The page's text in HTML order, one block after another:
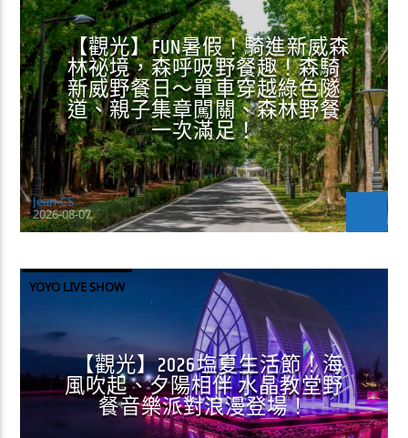
【觀光】FUN暑假！騎進新威森
林祕境，森呼吸野餐趣！森騎
新威野餐日～單車穿越綠色隧
道、親子集章闖關、森林野餐
一次滿足！
Jean-CS
2026-08-07
YOYO LIVE SHOW
【觀光】2026塩夏生活節！海
風吹起、夕陽相伴 水晶教堂野
餐音樂派對浪漫登場！